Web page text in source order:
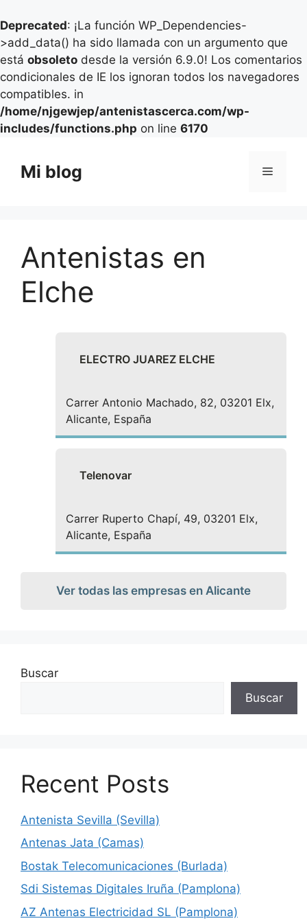
Deprecated: ¡La función WP_Dependencies-
>add_data() ha sido llamada con un argumento que
está obsoleto desde la versión 6.9.0! Los comentarios
condicionales de IE los ignoran todos los navegadores
compatibles. in
/home/njgewjep/antenistascerca.com/wp-
includes/functions.php on line 6170
contenido
Mi blog Menú
Antenistas en
Elche
ELECTRO JUAREZ ELCHE
Carrer Antonio Machado, 82, 03201 Elx,
Alicante, España
Telenovar
Carrer Ruperto Chapí, 49, 03201 Elx,
Alicante, España
Ver todas las empresas en Alicante
Buscar
Buscar
Recent Posts
Antenista Sevilla (Sevilla)
Antenas Jata (Camas)
Bostak Telecomunicaciones (Burlada)
Sdi Sistemas Digitales Iruña (Pamplona)
AZ Antenas Electricidad SL (Pamplona)